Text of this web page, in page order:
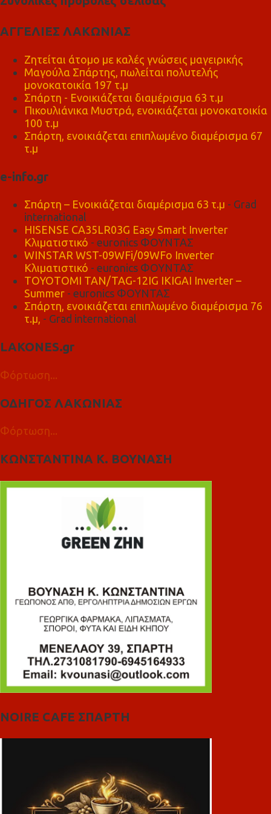
ΑΓΓΕΛΙΕΣ ΛΑΚΩΝΙΑΣ
Ζητείται άτομο με καλές γνώσεις μαγειρικής
Μαγούλα Σπάρτης, πωλείται πολυτελής
μονοκατοικία 197 τ.μ
Σπάρτη - Ενοικιάζεται διαμέρισμα 63 τ.μ
Πικουλιάνικα Μυστρά, ενοικιάζεται μονοκατοικία
100 τ.μ
Σπάρτη, ενοικιάζεται επιπλωμένο διαμέρισμα 67
τ.μ
e-info.gr
Σπάρτη – Ενοικιάζεται διαμέρισμα 63 τ.μ - Grad
international
HISENSE CA35LR03G Easy Smart Inverter
Κλιματιστικό - euronics ΦΟΥΝΤΑΣ
WINSTAR WST-09WFi/09WFo Inverter
Κλιματιστικό - euronics ΦΟΥΝΤΑΣ
TOYOTOMI TAN/TAG-12IG IKIGAI Inverter –
Summer - euronics ΦΟΥΝΤΑΣ
Σπάρτη, ενοικιάζεται επιπλωμένο διαμέρισμα 76
τ.μ, - Grad international
LAKONES.gr
Φόρτωση...
ΟΔΗΓΟΣ ΛΑΚΩΝΙΑΣ
Φόρτωση...
ΚΩΝΣΤΑΝΤΙΝΑ Κ. ΒΟΥΝΑΣΗ
NOIRE CAFE ΣΠΑΡΤΗ